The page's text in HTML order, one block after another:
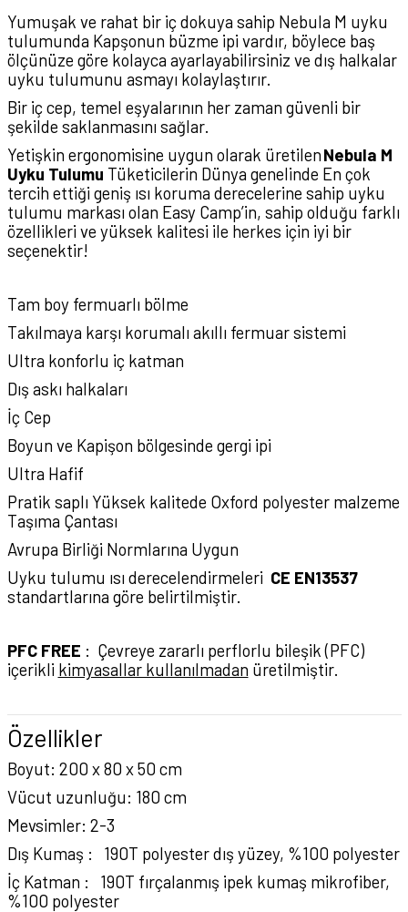
Yumuşak ve rahat bir iç dokuya sahip Nebula M uyku
tulumunda Kapşonun büzme ipi vardır, böylece baş
ölçünüze göre kolayca ayarlayabilirsiniz ve dış halkalar
uyku tulumunu asmayı kolaylaştırır.
Bir iç cep, temel eşyalarının her zaman güvenli bir
şekilde saklanmasını sağlar.
Yetişkin ergonomisine uygun olarak üretilenNebula M
Uyku Tulumu Tüketicilerin Dünya genelinde En çok
tercih ettiği geniş ısı koruma derecelerine sahip uyku
tulumu markası olan Easy Camp’in, sahip olduğu farklı
özellikleri ve yüksek kalitesi ile herkes için iyi bir
seçenektir!
Tam boy fermuarlı bölme
Takılmaya karşı korumalı akıllı fermuar sistemi
Ultra konforlu iç katman
Dış askı halkaları
İç Cep
Boyun ve Kapişon bölgesinde gergi ipi
Ultra Hafif
Pratik saplı Yüksek kalitede Oxford polyester malzeme
Taşıma Çantası
Avrupa Birliği Normlarına Uygun
Uyku tulumu ısı derecelendirmeleri CE EN13537
standartlarına göre belirtilmiştir.
PFC FREE : Çevreye zararlı perflorlu bileşik (PFC)
içerikli kimyasallar kullanılmadan üretilmiştir.
Özellikler
Boyut: 200 x 80 x 50 cm
Vücut uzunluğu: 180 cm
Mevsimler: 2-3
Dış Kumaş : 190T polyester dış yüzey, %100 polyester
İç Katman : 190T fırçalanmış ipek kumaş mikrofiber,
%100 polyester